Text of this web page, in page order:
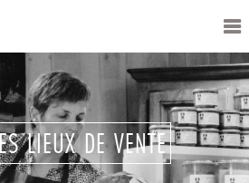
LIEUX DE VENTE